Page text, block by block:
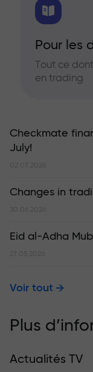
Pour les
Tout ce
en trading
Checkmate
July!
02.07.2026
Changes in
30.06.2026
Eid al-Adha
27.05.2026
Voir tout
Plus
Actualités TV